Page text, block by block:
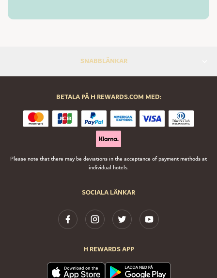
SNABBLÄNKAR
SOCIALA LÄNKAR
H REWARDS APP
BETALA PÅ H REWARDS.COM MED:
Please note that there may be deviations in the acceptance of payment methods at
individual hotels.